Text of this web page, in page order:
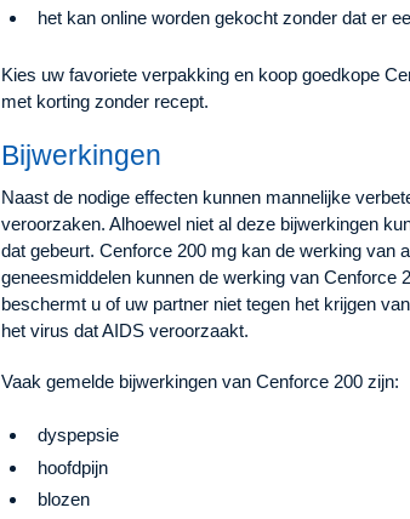
het kan online worden gekocht zonder dat er
Kies uw favoriete verpakking en koop goedkope
met korting zonder recept.
Bijwerkingen
Naast de nodige effecten kunnen mannelijke
veroorzaken. Alhoewel niet al deze bijwerkingen
dat gebeurt. Cenforce 200 mg kan de werking van
geneesmiddelen kunnen de werking van Cenforce
beschermt u of uw partner niet tegen het krijgen
het virus dat AIDS veroorzaakt.
Vaak gemelde bijwerkingen van Cenforce 200 zijn:
dyspepsie
hoofdpijn
blozen